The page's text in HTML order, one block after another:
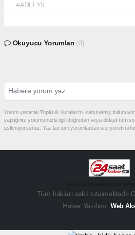
#ADLİ YIL
Okuyucu Yorumları (0)
Yorum yazarak Topluluk Kuralları’nı kabul etmiş
yaptığınız yorumunuzla ilgili doğrudan veya dolaylı tüm
üstleniyorsunuz. Yazılan tüm yorumlardan site yönetimi
Tüm hakları saklı
Haber Yazılımı: Web